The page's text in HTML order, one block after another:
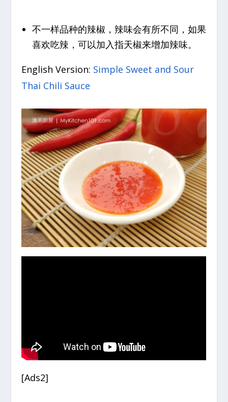
不一样品种的辣椒，辣味会有所不同，如果
喜欢吃辣，可以加入指天椒来增加辣味。
English Version: Simple Sweet and Sour
Thai Chili Sauce
[Ads2]